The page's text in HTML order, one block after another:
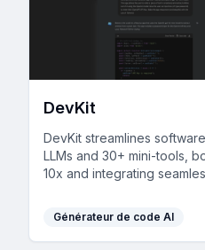
DevKit
DevKit streamlines
LLMs and 30+ mini-tools,
10x and integrating
Générateur de code AI